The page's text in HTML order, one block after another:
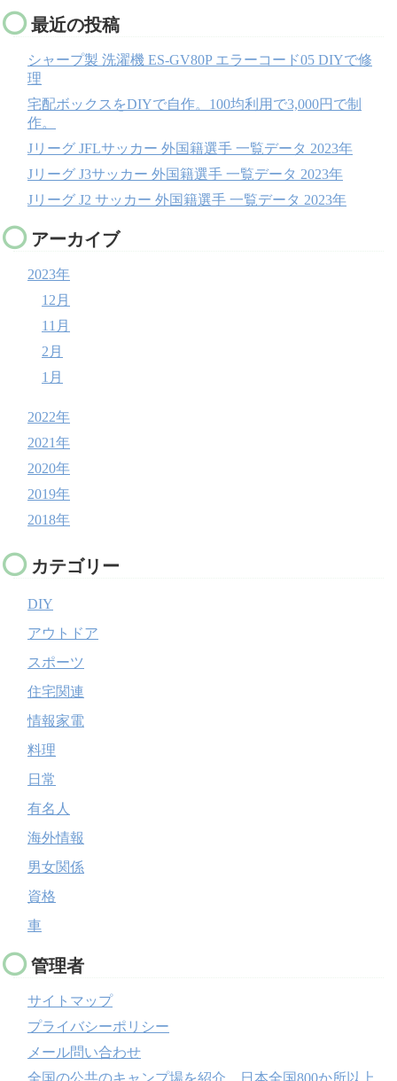
最近の投稿
シャープ製 洗濯機 ES-GV80P エラーコード05 DIYで修
理
宅配ボックスをDIYで自作。100均利用で3,000円で制
作。
Jリーグ JFLサッカー 外国籍選手 一覧データ 2023年
Jリーグ J3サッカー 外国籍選手 一覧データ 2023年
Jリーグ J2 サッカー 外国籍選手 一覧データ 2023年
アーカイブ
2023年
12月
11月
2月
1月
2022年
2021年
2020年
2019年
2018年
カテゴリー
DIY
アウトドア
スポーツ
住宅関連
情報家電
料理
日常
有名人
海外情報
男女関係
資格
車
管理者
サイトマップ
プライバシーポリシー
メール問い合わせ
全国の公共のキャンプ場を紹介 日本全国800か所以上